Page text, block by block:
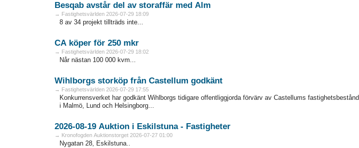
Besqab avstår del av storaffär med Alm
→ Fastighetsvärlden 2026-07-29 18:09
8 av 34 projekt tillträds inte...
CA köper för 250 mkr
→ Fastighetsvärlden 2026-07-29 18:02
Når nästan 100 000 kvm...
Wihlborgs storköp från Castellum godkänt
→ Fastighetsvärlden 2026-07-29 17:55
Konkurrensverket har godkänt Wihlborgs tidigare offentliggjorda förvärv av Castellums fastighetsbestånd
i Malmö, Lund och Helsingborg...
2026-08-19 Auktion i Eskilstuna - Fastigheter
→ Kronofogden Auktionstorget 2026-07-27 01:00
Nygatan 28, Eskilstuna..